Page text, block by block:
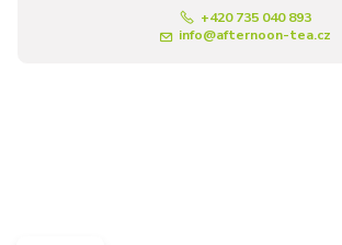
+420 735 040 893
info@afternoon-tea.cz